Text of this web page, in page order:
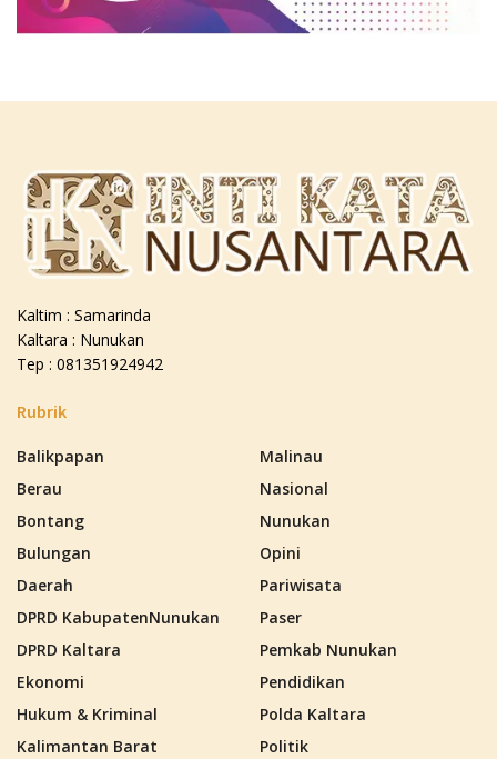
Kaltim : Samarinda
Kaltara : Nunukan
Tep : 081351924942
Rubrik
Balikpapan
Berau
Bontang
Bulungan
Daerah
DPRD KabupatenNunukan
DPRD Kaltara
Ekonomi
Hukum & Kriminal
Kalimantan Barat
Malinau
Nasional
Nunukan
Opini
Pariwisata
Paser
Pemkab Nunukan
Pendidikan
Polda Kaltara
Politik